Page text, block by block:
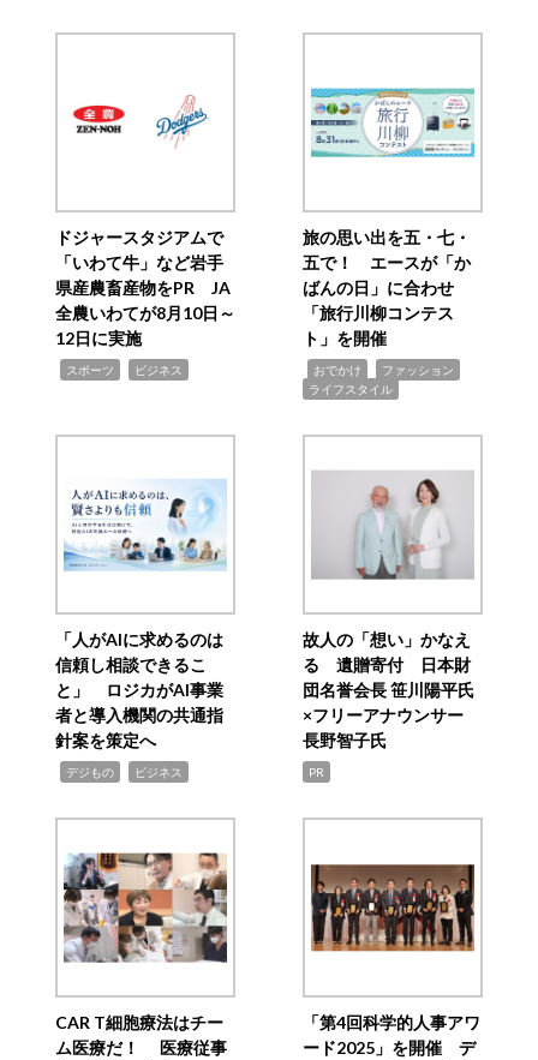
ドジャースタジアムで
「いわて牛」など岩手
県産農畜産物をPR JA
全農いわてが8月10日～
12日に実施
スポーツ ビジネス
旅の思い出を五・七・
五で！ エースが「か
ばんの日」に合わせ
「旅行川柳コンテス
ト」を開催
おでかけ ファッション
ライフスタイル
「人がAIに求めるのは
信頼し相談できるこ
と」 ロジカがAI事業
者と導入機関の共通指
針案を策定へ
デジもの ビジネス
故人の「想い」かなえ
る 遺贈寄付 日本財
団名誉会長 笹川陽平氏
×フリーアナウンサー
長野智子氏
PR
CAR T細胞療法はチー
ム医療だ！ 医療従事
「第4回科学的人事アワ
ード2025」を開催 デ